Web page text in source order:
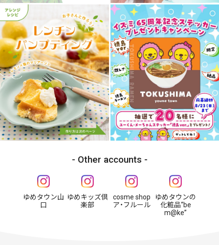
Other accounts
ゆめタウン山
口
ゆめキッズ倶
楽部
cosme shop
ア・フルール
ゆめタウンの
化粧品“be
m@ke”